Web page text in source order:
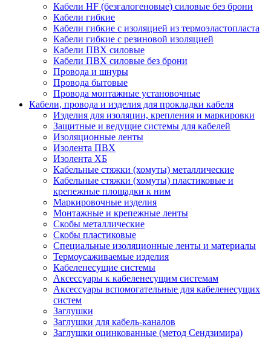
Кабели HF (безгалогеновые) силовые без брони
Кабели гибкие
Кабели гибкие с изоляцией из термоэластопласта
Кабели гибкие с резиновой изоляцией
Кабели ПВХ силовые
Кабели ПВХ силовые без брони
Провода и шнуры
Провода бытовые
Провода монтажные установочные
Кабели, провода и изделия для прокладки кабеля
Изделия для изоляции, крепления и маркировки
Защитные и ведущие системы для кабелей
Изоляционные ленты
Изолента ПВХ
Изолента ХБ
Кабельные стяжки (хомуты) металлические
Кабельные стяжки (хомуты) пластиковые и
крепежные площадки к ним
Маркировочные изделия
Монтажные и крепежные ленты
Скобы металлические
Скобы пластиковые
Специальные изоляционные ленты и материалы
Термоусаживаемые изделия
Кабеленесущие системы
Аксессуары к кабеленесущим системам
Аксессуары вспомогательные для кабеленесущих
систем
Заглушки
Заглушки для кабель-каналов
Заглушки оцинкованные (метод Сендзимира)